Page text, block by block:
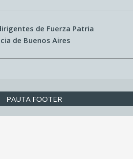
de Fuerza Patria
de Buenos Aires
PAUTA FOOTER